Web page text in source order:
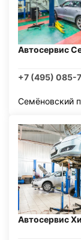
Автосервис
+7 (495) 085-
Семёновский
Автосервис